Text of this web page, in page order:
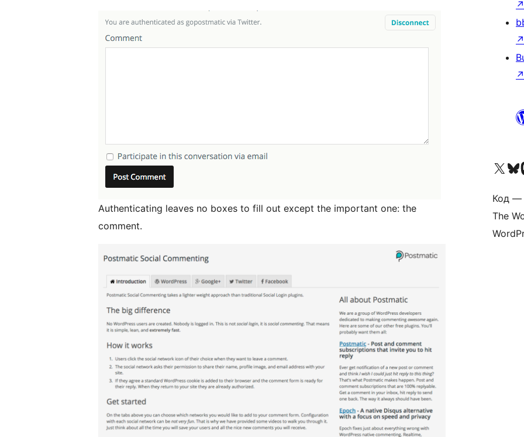
Authenticating leaves no boxes to fill out except the important one: the
comment.
↗
↗
↗
Посетите нас в
Посетите
Код —
The